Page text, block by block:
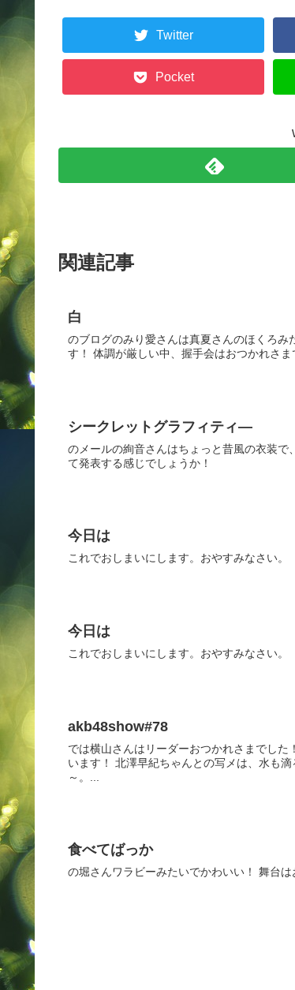
Twitter
Pocket
関連記事
白
のブログのみり愛さんは真夏さんのほくろ
す！ 体調が厳しい中、握手会はおつかれさま
シークレットグラフィティ―
のメールの絢音さんはちょっと昔風の衣装
て発表する感じでしょうか！
今日は
これでおしまいにします。おやすみなさい。
今日は
これでおしまいにします。おやすみなさい。
akb48show#78
では横山さんはリーダーおつかれさまでし
います！ 北澤早紀ちゃんとの写メは、水も
～。...
食べてばっか
の堀さんワラビーみたいでかわいい！ 舞台